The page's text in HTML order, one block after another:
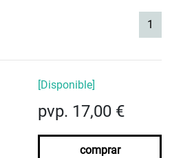
1
[Disponible]
pvp. 17,00 €
comprar